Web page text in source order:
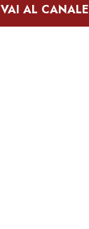
VAI AL CANALE